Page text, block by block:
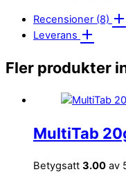
Recensioner (8)
Leverans
Fler produkter
MultiTab
Betygsatt 3.00 av